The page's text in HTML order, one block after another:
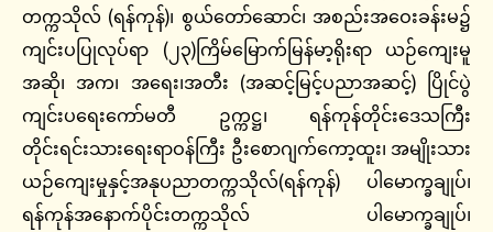
တက္ကသိုလ် (ရန်ကုန်)၊ စွယ်တော်ဆောင်၊ အစည်းအဝေးခန်းမ၌
ကျင်းပပြုလုပ်ရာ (၂၃)ကြိမ်မြောက်မြန်မာ့ရိုးရာ ယဉ်ကျေးမူ
အဆို၊ အက၊ အရေး၊အတီး (အဆင့်မြင့်ပညာအဆင့်) ပြိုင်ပွဲ
ကျင်းပရေးကော်မတီ ဥက္ကဋ္ဌ၊ ရန်ကုန်တိုင်းဒေသကြီး
တိုင်းရင်းသားရေးရာဝန်ကြီး ဦးစောဂျက်ကော့ထူး၊ အမျိုးသား
ယဉ်ကျေးမှုနှင့်အနုပညာတက္ကသိုလ်(ရန်ကုန်) ပါမောက္ခချုပ်၊
ရန်ကုန်အနောက်ပိုင်းတက္ကသိုလ် ပါမောက္ခချုပ်၊